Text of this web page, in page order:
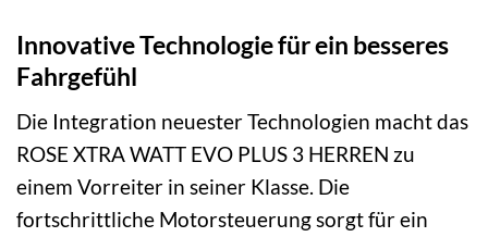
Innovative Technologie für ein besseres
Fahrgefühl
Die Integration neuester Technologien macht das
ROSE XTRA WATT EVO PLUS 3 HERREN zu
einem Vorreiter in seiner Klasse. Die
fortschrittliche Motorsteuerung sorgt für ein